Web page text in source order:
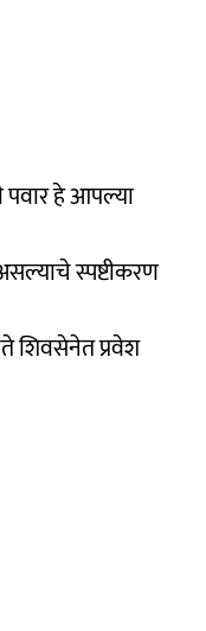
पवार हे आपल्या
स्पष्टीकरण
शिवसेनेत प्रवेश